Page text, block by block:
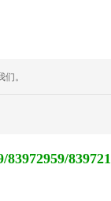
。
83972959/